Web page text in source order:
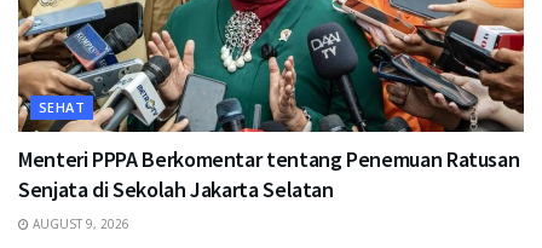
SEHAT
Menteri PPPA Berkomentar tentang Penemuan Ratusan
Senjata di Sekolah Jakarta Selatan
AUGUST 9, 2026